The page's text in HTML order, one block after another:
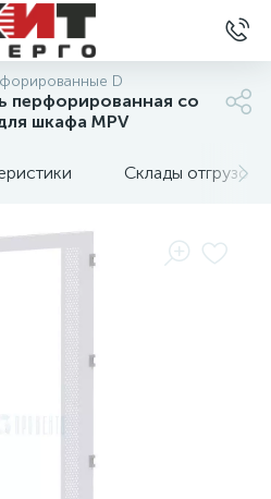
D
перфорированная со
шкафа MPV
Склады отгрузок